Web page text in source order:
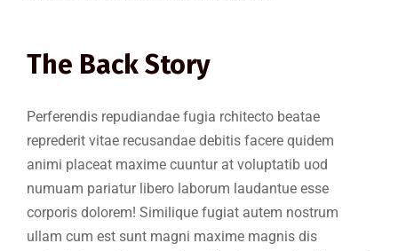
The Back Story
Perferendis repudiandae fugia rchitecto beatae
reprederit vitae recusandae debitis facere quidem
animi placeat maxime cuuntur at voluptatib uod
numuam pariatur libero laborum laudantue esse
corporis dolorem! Similique fugiat autem nostrum
ullam cum est sunt magni maxime magnis dis